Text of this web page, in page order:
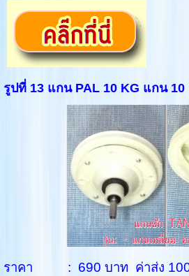
รูปที่ 13 แกน PAL 10 KG แกน 10
ราคา : 690 บาท ค่าส่ง 100